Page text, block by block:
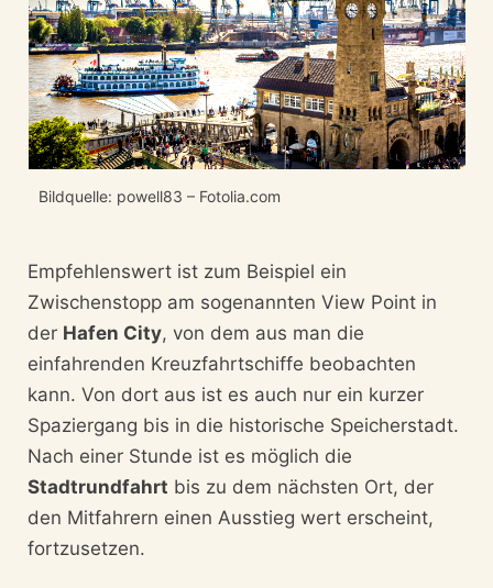
Bildquelle: powell83 – Fotolia.com
Empfehlenswert ist zum Beispiel ein
Zwischenstopp am sogenannten View Point in
der Hafen City, von dem aus man die
einfahrenden Kreuzfahrtschiffe beobachten
kann. Von dort aus ist es auch nur ein kurzer
Spaziergang bis in die historische Speicherstadt.
Nach einer Stunde ist es möglich die
Stadtrundfahrt bis zu dem nächsten Ort, der
den Mitfahrern einen Ausstieg wert erscheint,
fortzusetzen.